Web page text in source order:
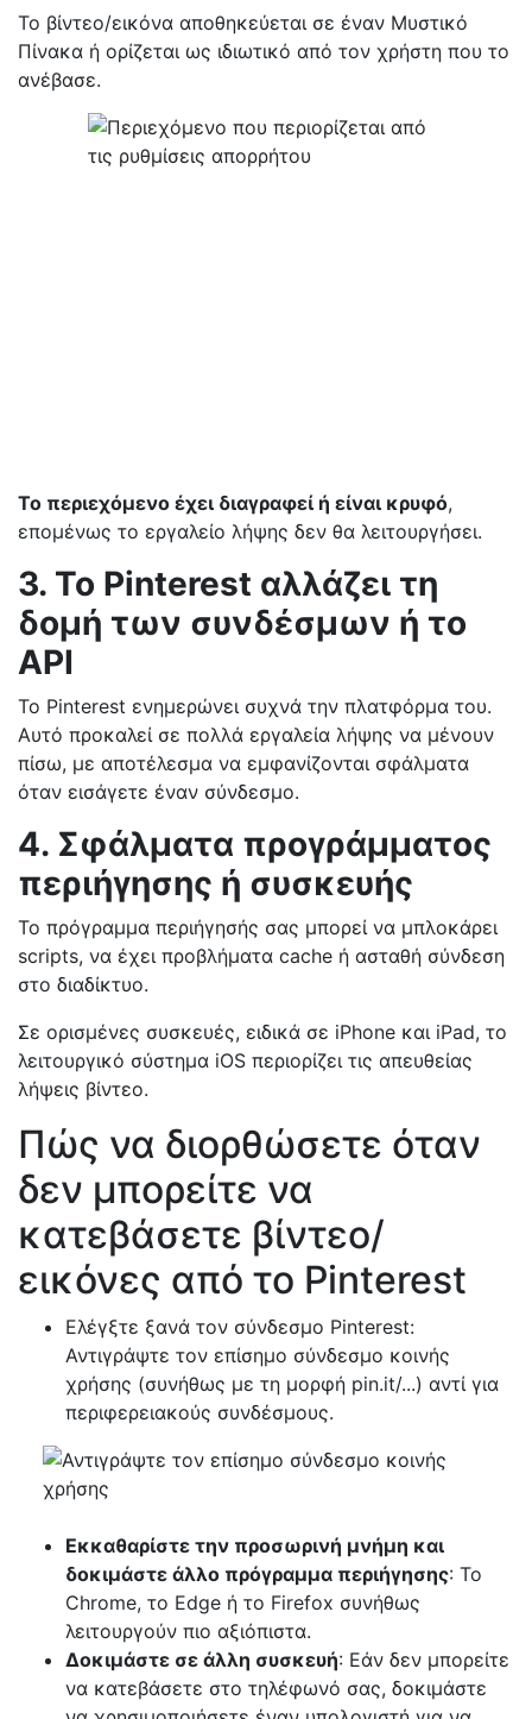
Το βίντεο/εικόνα αποθηκεύεται σε έναν Μυστικό
Πίνακα ή ορίζεται ως ιδιωτικό από τον χρήστη που το
ανέβασε.
Το περιεχόμενο έχει διαγραφεί ή είναι κρυφό,
επομένως το εργαλείο λήψης δεν θα λειτουργήσει.
3. Το Pinterest αλλάζει τη
δομή των συνδέσμων ή το
API
Το Pinterest ενημερώνει συχνά την πλατφόρμα του.
Αυτό προκαλεί σε πολλά εργαλεία λήψης να μένουν
πίσω, με αποτέλεσμα να εμφανίζονται σφάλματα
όταν εισάγετε έναν σύνδεσμο.
4. Σφάλματα προγράμματος
περιήγησης ή συσκευής
Το πρόγραμμα περιήγησής σας μπορεί να μπλοκάρει
scripts, να έχει προβλήματα cache ή ασταθή σύνδεση
στο διαδίκτυο.
Σε ορισμένες συσκευές, ειδικά σε iPhone και iPad, το
λειτουργικό σύστημα iOS περιορίζει τις απευθείας
λήψεις βίντεο.
Πώς να διορθώσετε όταν
δεν μπορείτε να
κατεβάσετε βίντεο/
εικόνες από το Pinterest
Ελέγξτε ξανά τον σύνδεσμο Pinterest:
Αντιγράψτε τον επίσημο σύνδεσμο κοινής
χρήσης (συνήθως με τη μορφή pin.it/...) αντί για
περιφερειακούς συνδέσμους.
Εκκαθαρίστε την προσωρινή μνήμη και
δοκιμάστε άλλο πρόγραμμα περιήγησης: Το
Chrome, το Edge ή το Firefox συνήθως
λειτουργούν πιο αξιόπιστα.
Δοκιμάστε σε άλλη συσκευή: Εάν δεν μπορείτε
να κατεβάσετε στο τηλέφωνό σας, δοκιμάστε